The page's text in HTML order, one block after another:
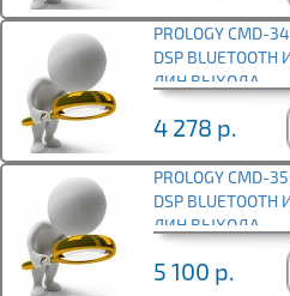
PROLOGY
DSP
ЛИН ВЫХОДА
4 278 р.
PROLOGY
DSP
ЛИН ВЫХОДА
5 100 р.